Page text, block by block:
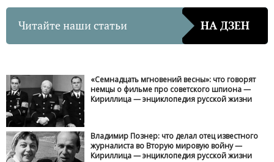
Читайте наши статьи НА ДЗЕН
«Семнадцать мгновений весны»: что говорят
немцы о фильме про советского шпиона —
Кириллица — энциклопедия русской жизни
Владимир Познер: что делал отец известного
журналиста во Вторую мировую войну —
Кириллица — энциклопедия русской жизни